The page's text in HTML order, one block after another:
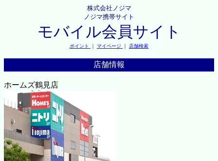
株式会社ノジマ
ノジマ携帯サイト
モバイル会員サイト
ポイント ｜ マイページ ｜ 店舗検索
店舗情報
ホームズ鶴見店